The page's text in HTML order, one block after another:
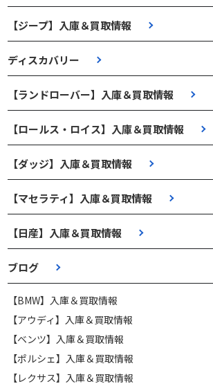
【ジープ】入庫＆買取情報
ディスカバリー
【ランドローバー】入庫＆買取情報
【ロールス・ロイス】入庫＆買取情報
【ダッジ】入庫＆買取情報
【マセラティ】入庫＆買取情報
【日産】入庫＆買取情報
ブログ
【BMW】入庫＆買取情報
【アウディ】入庫＆買取情報
【ベンツ】入庫＆買取情報
【ポルシェ】入庫＆買取情報
【レクサス】入庫＆買取情報